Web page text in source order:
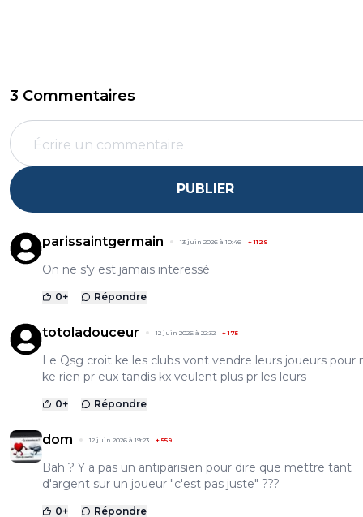
3 Commentaires
PUBLIER
parissaintgermain 13 juin 2026 à 10:46 +1129
On ne s'y est jamais interessé
0+ Répondre
totoladouceur 12 juin 2026 à 22:32 +175
Le Qsg croit ke les clubs vont vendre leurs joueurs pour
ke rien pr eux tandis kx veulent plus pr les leurs
0+ Répondre
dom 12 juin 2026 à 19:23 + 559
Bah ? Y a pas un antiparisien pour dire que mettre tant
d'argent sur un joueur "c'est pas juste" ???
0+ Répondre